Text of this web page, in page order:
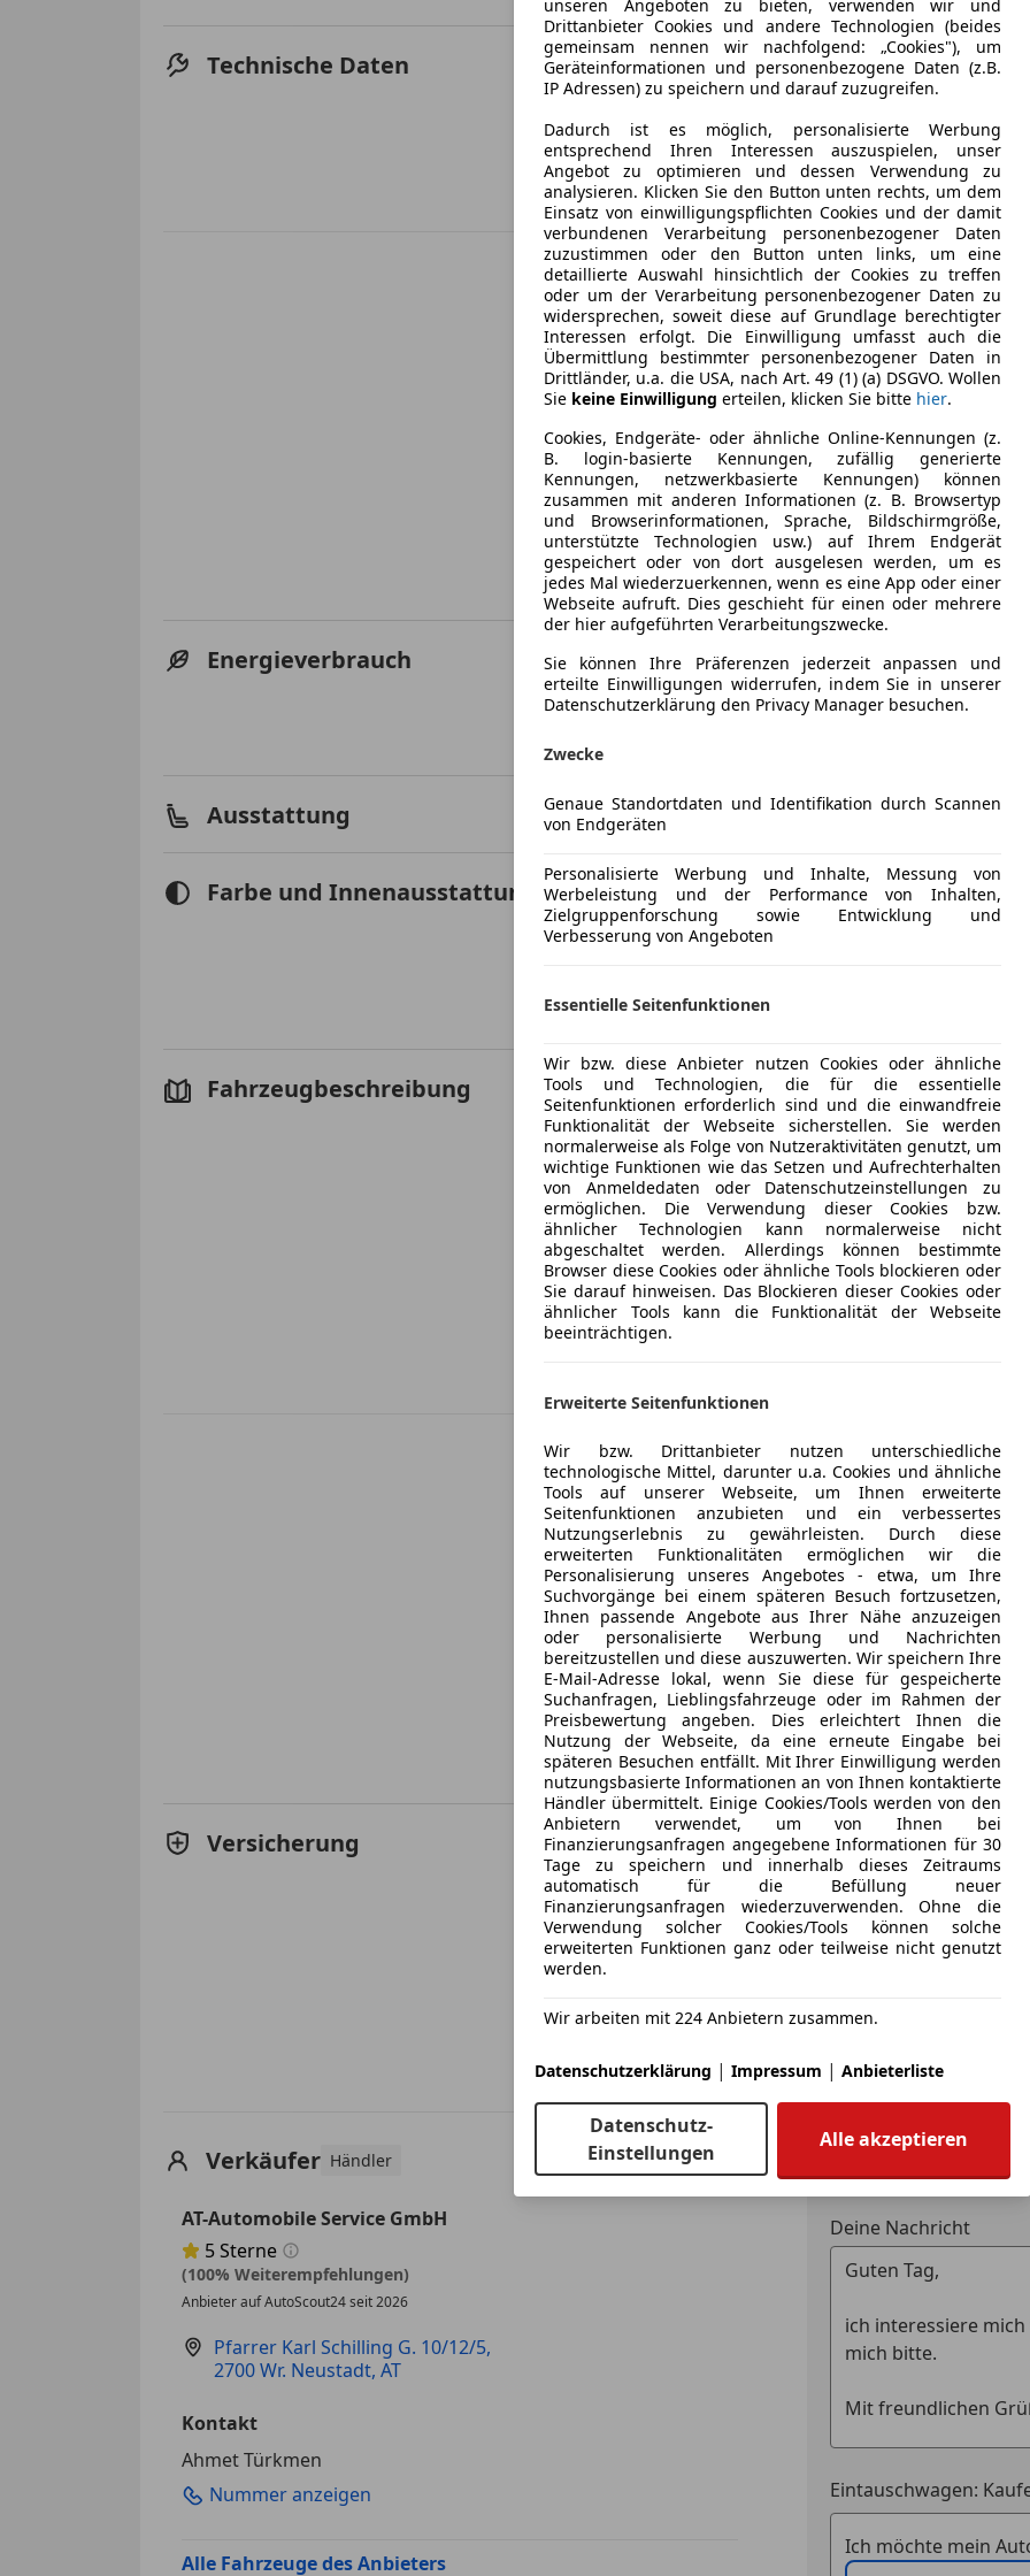
Technische Daten Leistung
140 kW
Getriebe
Gänge
8
Zylinder
4
Energieverbrauch Schadstoffklasse
Euro 6
Kraftstoff
Diesel
CO₂-Emissionen
126 g/km
Ausstattung Komfort
Armlehne
Einparkhilfe
Head-up
Sitzheizung
Bluetooth
Radio
USB
W-Lan /
Sicherheit
ABS
Airbag
Isofix
Kopfairbag
Kurvenlicht
LED-
LED-
Extras
Alufelgen
Notrad
Partikelfilter
Sportsitze
Mehr anzeigen
Farbe und Innenausstattung Außenfarbe
Schwarz
Lackierung
Innenausstattung
Fahrzeugbeschreibung AT-Automobile Service GmbH - Ihr starker und
Inzahlungnahme aller Fabrikate
maßgeschneiderte Finanzierungsangebote
Abhol-, Bring- und Zulassungsservice
undefined
CD-Laufwerk
Diebstahl-Warnanlage mit Innenraumabsicherung
Fahrassistenz-System: Driving Assistant Plus
Heckgepäckträger Vorbereitung
Induktionsladeschale für Smartphone (Wireless
Innenspiegel mit Abblendautomatik
Komfortzugang (Öffnungs- und Schließsystem)
Kraftstofftank: vergrößert
Lendenwirbelstütze Sitz vorn links und rechts,
Lenkrad heizbar
LM-Felgen 8x20 (Y-Speiche 717 M, Orbit-Grau
Panoramadach (Glas)
Park-Distance-Control (PDC) vorn und hinten
Scheinwerfer-Reinigungsanlage (SRA)
Service-System: Concierge Services
Sonnenschutzverglasung (hinten abgedunkelt)
Sound-System Harman-Kardon
Versicherung Kfz-Versicherung
Versicherungsschutz an Ihre Bedürfnisse
Freischaden-Gutschein ab Stufe 0
Jetzt berechnen
Verkäufer Händler
AT-Automobile Service GmbH
Sternebewertung 5 von 5
5Sterne
(100% Weiterempfehlungen)
Anbieter auf AutoScout24 seit 2026
Pfarrer Karl Schilling G. 10/12/5,
2700 Wr. Neustadt, AT
Kontakt
Ahmet Türkmen
Nummer anzeigen
Alle Fahrzeuge des Anbieters
Anbieter
Deine Nachricht
Eintauschwagen:
Ich möchte mein
unseren Angeboten zu bieten, verwenden wir und
Drittanbieter Cookies und andere Technologien (beides
gemeinsam nennen wir nachfolgend: „Cookies"), um
Geräteinformationen und personenbezogene Daten (z.B.
IP Adressen) zu speichern und darauf zuzugreifen.
Dadurch ist es möglich, personalisierte Werbung
entsprechend Ihren Interessen auszuspielen, unser
Angebot zu optimieren und dessen Verwendung zu
analysieren. Klicken Sie den Button unten rechts, um dem
Einsatz von einwilligungspflichten Cookies und der damit
verbundenen Verarbeitung personenbezogener Daten
zuzustimmen oder den Button unten links, um eine
detaillierte Auswahl hinsichtlich der Cookies zu treffen
oder um der Verarbeitung personenbezogener Daten zu
widersprechen, soweit diese auf Grundlage berechtigter
Interessen erfolgt. Die Einwilligung umfasst auch die
Übermittlung bestimmter personenbezogener Daten in
Drittländer, u.a. die USA, nach Art. 49 (1) (a) DSGVO. Wollen
Sie keine Einwilligung erteilen, klicken Sie bitte hier.
Cookies, Endgeräte- oder ähnliche Online-Kennungen (z.
B. login-basierte Kennungen, zufällig generierte
Kennungen, netzwerkbasierte Kennungen) können
zusammen mit anderen Informationen (z. B. Browsertyp
und Browserinformationen, Sprache, Bildschirmgröße,
unterstützte Technologien usw.) auf Ihrem Endgerät
gespeichert oder von dort ausgelesen werden, um es
jedes Mal wiederzuerkennen, wenn es eine App oder einer
Webseite aufruft. Dies geschieht für einen oder mehrere
der hier aufgeführten Verarbeitungszwecke.
Sie können Ihre Präferenzen jederzeit anpassen und
erteilte Einwilligungen widerrufen, indem Sie in unserer
Datenschutzerklärung den Privacy Manager besuchen.
Zwecke
Genaue Standortdaten und Identifikation durch Scannen
von Endgeräten
Personalisierte Werbung und Inhalte, Messung von
Werbeleistung und der Performance von Inhalten,
Zielgruppenforschung sowie Entwicklung und
Verbesserung von Angeboten
Essentielle Seitenfunktionen
Wir bzw. diese Anbieter nutzen Cookies oder ähnliche
Tools und Technologien, die für die essentielle
Seitenfunktionen erforderlich sind und die einwandfreie
Funktionalität der Webseite sicherstellen. Sie werden
normalerweise als Folge von Nutzeraktivitäten genutzt, um
wichtige Funktionen wie das Setzen und Aufrechterhalten
von Anmeldedaten oder Datenschutzeinstellungen zu
ermöglichen. Die Verwendung dieser Cookies bzw.
ähnlicher Technologien kann normalerweise nicht
abgeschaltet werden. Allerdings können bestimmte
Browser diese Cookies oder ähnliche Tools blockieren oder
Sie darauf hinweisen. Das Blockieren dieser Cookies oder
ähnlicher Tools kann die Funktionalität der Webseite
beeinträchtigen.
Erweiterte Seitenfunktionen
Wir bzw. Drittanbieter nutzen unterschiedliche
technologische Mittel, darunter u.a. Cookies und ähnliche
Tools auf unserer Webseite, um Ihnen erweiterte
Seitenfunktionen anzubieten und ein verbessertes
Nutzungserlebnis zu gewährleisten. Durch diese
erweiterten Funktionalitäten ermöglichen wir die
Personalisierung unseres Angebotes - etwa, um Ihre
Suchvorgänge bei einem späteren Besuch fortzusetzen,
Ihnen passende Angebote aus Ihrer Nähe anzuzeigen
oder personalisierte Werbung und Nachrichten
bereitzustellen und diese auszuwerten. Wir speichern Ihre
E-Mail-Adresse lokal, wenn Sie diese für gespeicherte
Suchanfragen, Lieblingsfahrzeuge oder im Rahmen der
Preisbewertung angeben. Dies erleichtert Ihnen die
Nutzung der Webseite, da eine erneute Eingabe bei
späteren Besuchen entfällt. Mit Ihrer Einwilligung werden
nutzungsbasierte Informationen an von Ihnen kontaktierte
Händler übermittelt. Einige Cookies/Tools werden von den
Anbietern verwendet, um von Ihnen bei
Finanzierungsanfragen angegebene Informationen für 30
Tage zu speichern und innerhalb dieses Zeitraums
automatisch für die Befüllung neuer
Finanzierungsanfragen wiederzuverwenden. Ohne die
Verwendung solcher Cookies/Tools können solche
erweiterten Funktionen ganz oder teilweise nicht genutzt
werden.
Wir arbeiten mit 224 Anbietern zusammen.
Datenschutzerklärung | Impressum | Anbieterliste
Datenschutz-
Einstellungen
Alle akzeptieren